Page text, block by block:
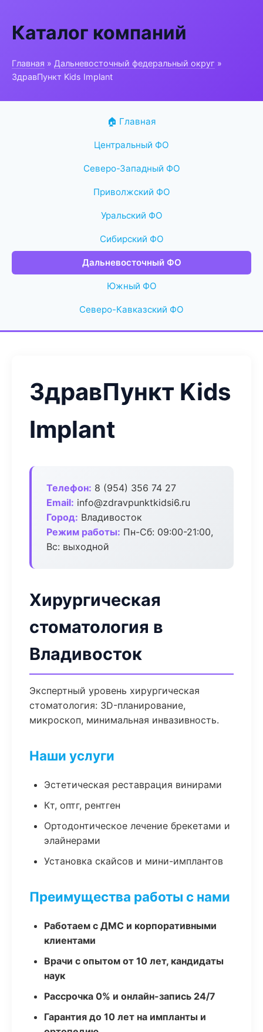
Каталог компаний
Главная » Дальневосточный федеральный округ »
ЗдравПункт Kids Implant
🏠 Главная
Центральный ФО
Северо-Западный ФО
Приволжский ФО
Уральский ФО
Сибирский ФО
Дальневосточный ФО
Южный ФО
Северо-Кавказский ФО
ЗдравПункт Kids
Implant
Телефон: 8 (954) 356 74 27
Email: info@zdravpunktkidsi6.ru
Город: Владивосток
Режим работы: Пн-Сб: 09:00-21:00,
Вс: выходной
Хирургическая
стоматология в
Владивосток
Экспертный уровень хирургическая
стоматология: 3D-планирование,
микроскоп, минимальная инвазивность.
Наши услуги
Эстетическая реставрация винирами
Кт, оптг, рентген
Ортодонтическое лечение брекетами и
элайнерами
Установка скайсов и мини-имплантов
Преимущества работы с нами
Работаем с ДМС и корпоративными
клиентами
Врачи с опытом от 10 лет, кандидаты
наук
Рассрочка 0% и онлайн-запись 24/7
Гарантия до 10 лет на импланты и